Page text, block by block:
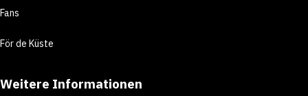
Fans
För de Küste
Weitere Informationen